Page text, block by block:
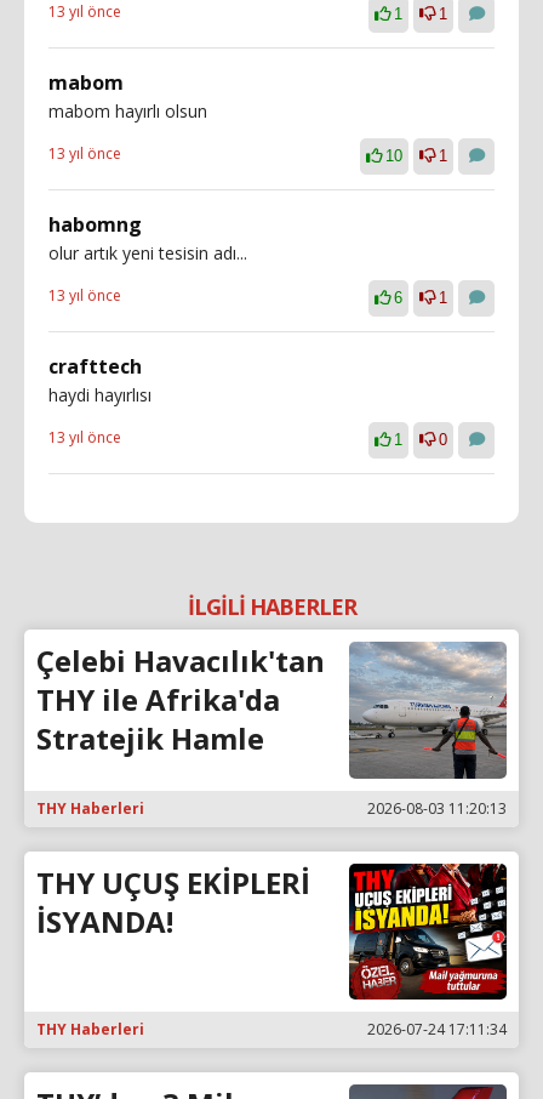
13 yıl önce 1 1
mabom
mabom hayırlı olsun
13 yıl önce 10 1
habomng
olur artık yeni tesisin adı...
13 yıl önce 6 1
crafttech
haydi hayırlısı
13 yıl önce 1 0
İLGİLİ HABERLER
Çelebi Havacılık'tan
THY ile Afrika'da
Stratejik Hamle
THY Haberleri 2026-08-03 11:20:13
THY UÇUŞ EKİPLERİ
İSYANDA!
THY Haberleri 2026-07-24 17:11:34